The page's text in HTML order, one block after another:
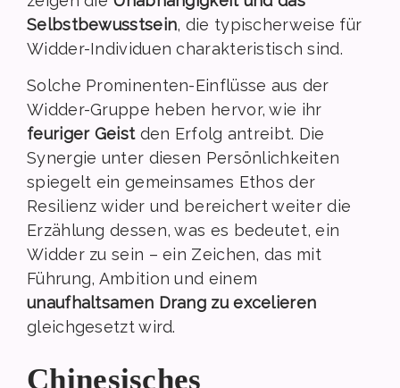
Selbstbewusstsein, die typischerweise für
Widder-Individuen charakteristisch sind.
Solche Prominenten-Einflüsse aus der
Widder-Gruppe heben hervor, wie ihr
feuriger Geistden Erfolg antreibt. Die
Synergie unter diesen Persönlichkeiten
spiegelt ein gemeinsames Ethos der
Resilienz wider und bereichert weiter die
Erzählung dessen, was es bedeutet, ein
Widder zu sein – ein Zeichen, das mit
Führung, Ambition und einem
unaufhaltsamen Drang zu excelieren
gleichgesetzt wird.
Chinesisches